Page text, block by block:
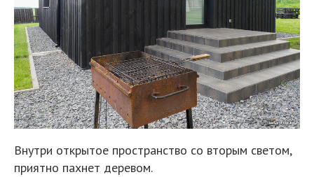
Внутри открытое пространство со вторым светом,
приятно пахнет деревом.